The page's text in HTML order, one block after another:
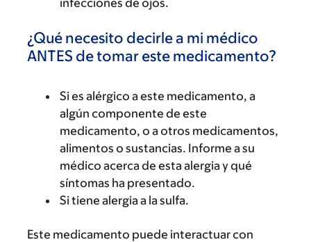
infecciones de ojos.
¿Qué necesito decirle a mi médico
ANTES de tomar este medicamento?
Si es alérgico a este medicamento, a
algún componente de este
medicamento, o a otros medicamentos,
alimentos o sustancias. Informe a su
médico acerca de esta alergia y qué
síntomas ha presentado.
Si tiene alergia a la sulfa.
Este medicamento puede interactuar con